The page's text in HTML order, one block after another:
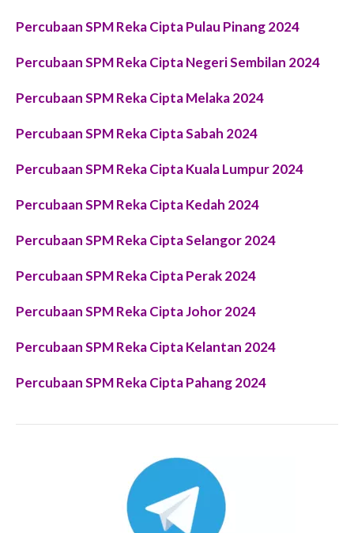
Percubaan SPM Reka Cipta Pulau Pinang 2024
Percubaan SPM Reka Cipta Negeri Sembilan 2024
Percubaan SPM Reka Cipta Melaka 2024
Percubaan SPM Reka Cipta Sabah 2024
Percubaan SPM Reka Cipta Kuala Lumpur 2024
Percubaan SPM Reka Cipta Kedah 2024
Percubaan SPM Reka Cipta Selangor 2024
Percubaan SPM Reka Cipta Perak 2024
Percubaan SPM Reka Cipta Johor 2024
Percubaan SPM Reka Cipta Kelantan 2024
Percubaan SPM Reka Cipta Pahang 2024